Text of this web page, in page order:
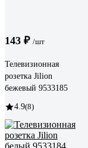
143 ₽ /шт
Телевизионная
розетка Jilion
бежевый 9533185
4.9(8)